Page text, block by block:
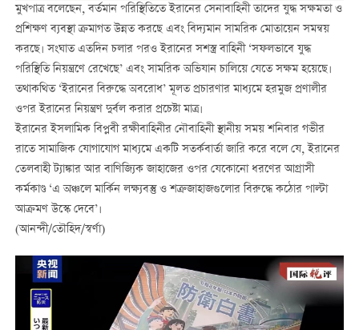
মুখপাত্র বলেছেন, বর্তমান পরিস্থিতিতে ইরানের সেনাবাহিনী তাদের যুদ্ধ সক্ষমতা ও
প্রশিক্ষণ ব্যবস্থা ক্রমাগত উন্নত করছে এবং বিদ্যমান সামরিক মোতায়েন সমন্বয়
করছে। সংঘাত এতদিন চলার পরও ইরানের সশস্ত্র বাহিনী ‘সফলভাবে যুদ্ধ
পরিস্থিতি নিয়ন্ত্রণে রেখেছে’ এবং সামরিক অভিযান চালিয়ে যেতে সক্ষম হয়েছে।
তথাকথিত ‘ইরানের বিরুদ্ধে অবরোধ’ মূলত প্রচারণার মাধ্যমে হরমুজ প্রণালীর
ওপর ইরানের নিয়ন্ত্রণ দুর্বল করার প্রচেষ্টা মাত্র।
ইরানের ইসলামিক বিপ্লবী রক্ষীবাহিনীর নৌবাহিনী স্থানীয় সময় শনিবার গভীর
রাতে সামাজিক যোগাযোগ মাধ্যমে একটি সতর্কবার্তা জারি করে বলে যে, ইরানের
তেলবাহী ট্যাঙ্কার আর বাণিজ্যিক জাহাজের ওপর যেকোনো ধরণের আগ্রাসী
কর্মকাণ্ড ‘এ অঞ্চলে মার্কিন লক্ষ্যবস্তু ও শত্রু জাহাজগুলোর বিরুদ্ধে কঠোর পাল্টা
আক্রমণ উস্কে দেবে’।
(আনন্দী/তৌহিদ/স্বর্ণা)